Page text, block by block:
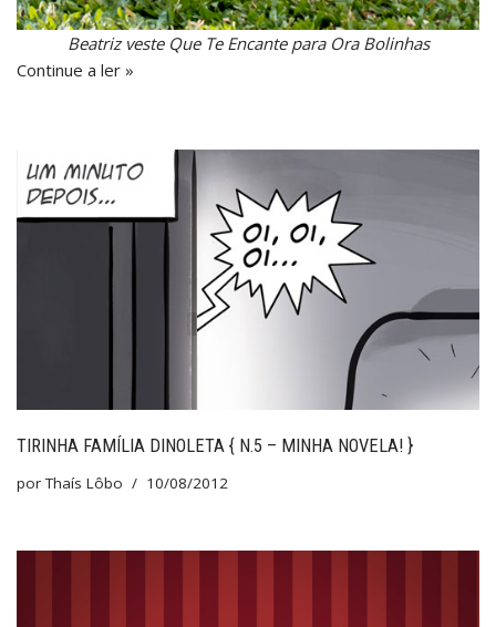
Beatriz veste Que Te Encante para Ora Bolinhas
Continue a ler »
TIRINHA FAMÍLIA DINOLETA { N.5 – MINHA NOVELA! }
porThaís Lôbo 10/08/2012